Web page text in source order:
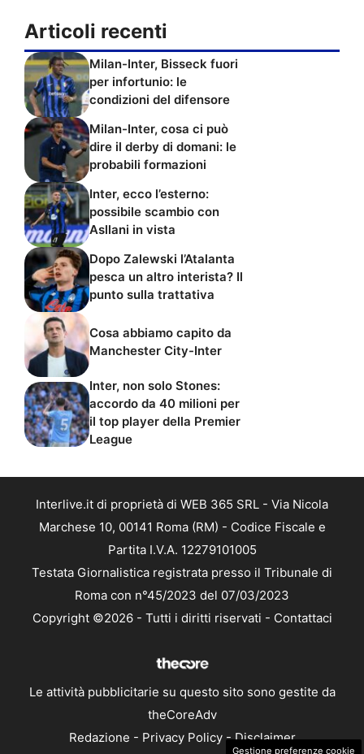
Articoli recenti
Milan-Inter, Bisseck fuori
per infortunio: le
condizioni del difensore
Milan-Inter, cosa ci può
dire il derby di domani: le
probabili formazioni
Inter, ecco l’esterno:
possibile scambio con
Asllani in vista
Dopo Zalewski l’Atalanta
pesca un altro interista? Il
punto sulla trattativa
Cosa abbiamo capito da
Manchester City-Inter
Inter, non solo Stones:
accordo da 40 milioni per
il top player della Premier
League
Interlive.it di proprietà di WEB 365 SRL - Via Nicola
Marchese 10, 00141 Roma (RM) - Codice Fiscale e
Partita I.V.A. 12279101005
Testata Giornalistica registrata presso il Tribunale di
Roma con n°45/2023 del 07/03/2023
Copyright ©2026 - Tutti i diritti riservati - Contattaci
Le attività pubblicitarie su questo sito sono gestite da
theCoreAdv
Redazione - Privacy Policy-Disclaimer
Gestione preferenze cookie